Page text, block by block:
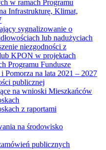
w ramach Programu
Infrastrukturę, Klimat,
sygnalizowanie o
lub nadużyciach
niezgodności z
KPON w projektach
Programu Fundusze
Pomorza na lata 2021 – 2027
publicznej
na wnioski Mieszkańców
z raportami
na środowisko
publicznych